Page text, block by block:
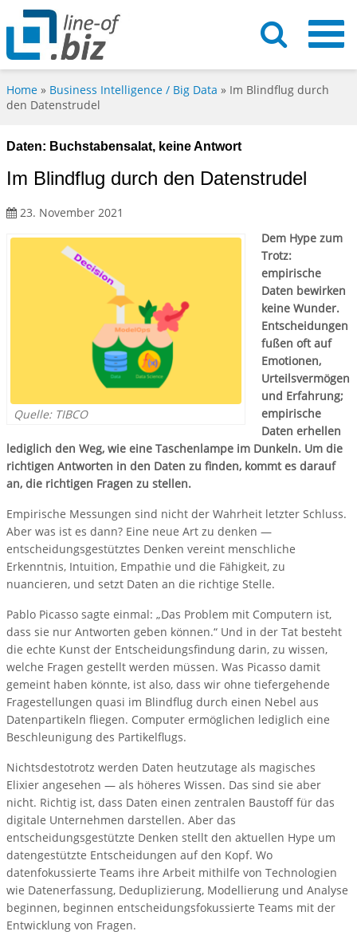
Home » Business Intelligence / Big Data » Im Blindflug durch
den Datenstrudel
Daten: Buchstabensalat, keine Antwort
Im Blindflug durch den Datenstrudel
23. November 2021
Quelle: TIBCO
Dem Hype zum
Trotz:
empirische
Daten bewirken
keine Wunder.
Entscheidungen
fußen oft auf
Emotionen,
Urteilsvermögen
und Erfahrung;
empirische
Daten erhellen
lediglich den Weg, wie eine Taschenlampe im Dunkeln. Um die
richtigen Antworten in den Daten zu finden, kommt es darauf
an, die richtigen Fragen zu stellen.
Empirische Messungen sind nicht der Wahrheit letzter Schluss.
Aber was ist es dann? Eine neue Art zu denken —
entscheidungsgestütztes Denken vereint menschliche
Erkenntnis, Intuition, Empathie und die Fähigkeit, zu
nuancieren, und setzt Daten an die richtige Stelle.
Pablo Picasso sagte einmal: „Das Problem mit Computern ist,
dass sie nur Antworten geben können.“ Und in der Tat besteht
die echte Kunst der Entscheidungsfindung darin, zu wissen,
welche Fragen gestellt werden müssen. Was Picasso damit
gemeint haben könnte, ist also, dass wir ohne tiefergehende
Fragestellungen quasi im Blindflug durch einen Nebel aus
Datenpartikeln fliegen. Computer ermöglichen lediglich eine
Beschleunigung des Partikelflugs.
Nichtsdestotrotz werden Daten heutzutage als magisches
Elixier angesehen — als höheres Wissen. Das sind sie aber
nicht. Richtig ist, dass Daten einen zentralen Baustoff für das
digitale Unternehmen darstellen. Aber das
entscheidungsgestützte Denken stellt den aktuellen Hype um
datengestützte Entscheidungen auf den Kopf. Wo
datenfokussierte Teams ihre Arbeit mithilfe von Technologien
wie Datenerfassung, Deduplizierung, Modellierung und Analyse
beginnen, beginnen entscheidungsfokussierte Teams mit der
Entwicklung von Fragen.